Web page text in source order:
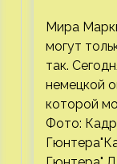
Мира
могут
так.
немецкой
которой
Фото: